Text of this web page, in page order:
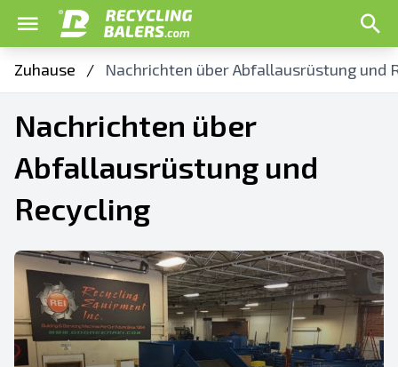
Zuhause / Nachrichten über Abfallausrüstung und
Nachrichten über
Abfallausrüstung und
Recycling